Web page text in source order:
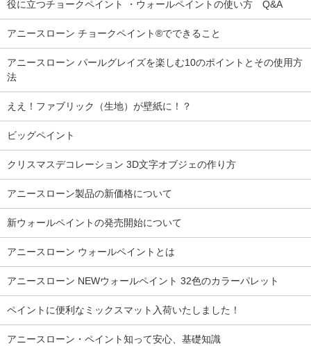
役に立つチョークペイント ・ウォールペイントの使い方 Q&A
アニースローン チョークペイント®でできること
アニースローン パールグレイズを楽しむ10のポイントとその使用方
法
ええ！ファブリック（生地）が壁紙に！？
ビッグペイント
クリスマスデコレーション 3D文字オブジェの作り方
アニースローン製品の新価格について
新ウォールペイントの発売開始について
アニースローン ウォールペイントとは
アニースローン NEWウォールペイント 32色のカラーパレット
ペイントに便利なミックスマット入荷いたしました！
アニースローン・ペイント知って安心、基礎知識